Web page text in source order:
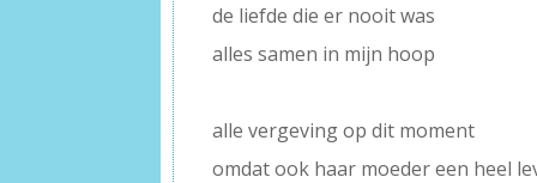
de liefde die er nooit was
alles samen in mijn hoop
alle vergeving op dit moment
omdat ook haar moeder een heel